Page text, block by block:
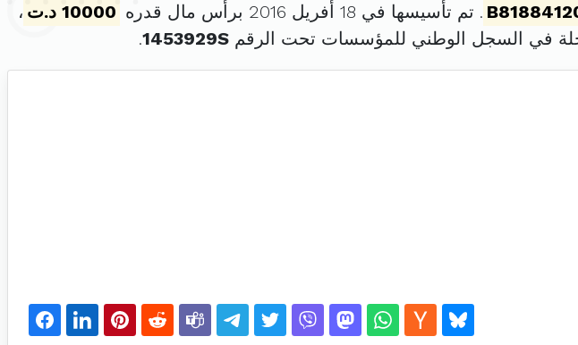
. تم تأسيسها في 18 أفريل 2016 برأس مال قدره 10000 د.ت
،
في السجل الوطني للمؤسسات تحت الرقم 1453929S
.